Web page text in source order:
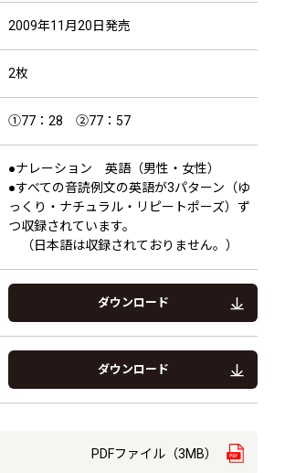
2009年11月20日発売
2枚
①77：28 ②77：57
●ナレーション 英語（男性・女性）
●すべての音読例文の英語が3パターン（ゆ
っくり・ナチュラル・リピートポーズ）ず
つ収録されています。
（日本語は収録されておりません。）
ダウンロード
ダウンロード
PDFファイル（3MB）